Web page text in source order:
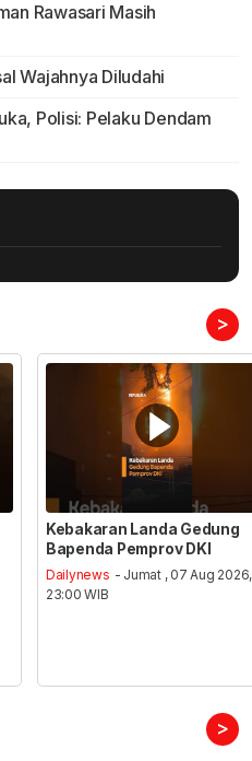
Rawasari Masih
Wajahnya Diludahi
Polisi: Pelaku Dendam
>
Kebakaran Landa Gedung
Bapenda Pemprov DKI
Dailynews - Jumat , 07 Aug 2026,
23:00 WIB
>